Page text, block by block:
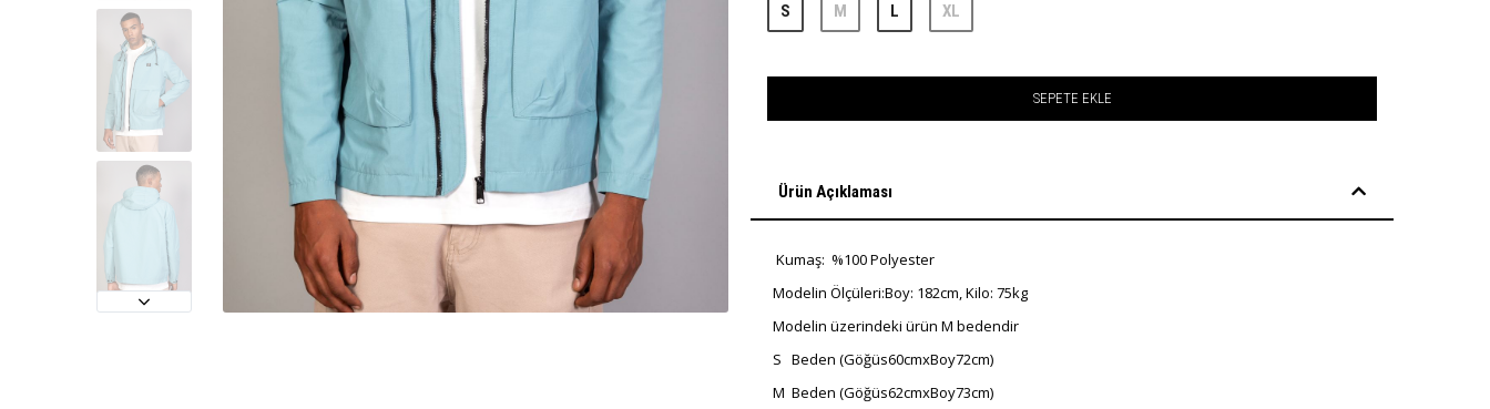
S M L XL
SEPETE EKLE
Ürün Açıklaması
Kumaş: %100 Polyester
Modelin Ölçüleri:Boy: 182cm, Kilo: 75kg
Modelin üzerindeki ürün M bedendir
S Beden (Göğüs60cmxBoy72cm)
M Beden (Göğüs62cmxBoy73cm)